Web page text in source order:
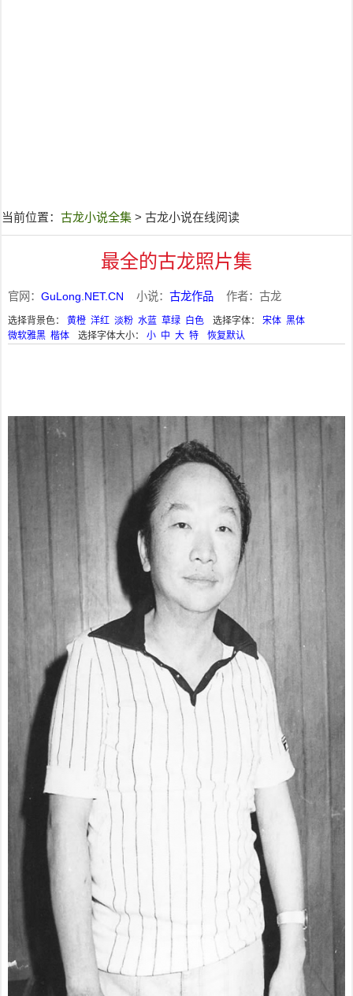
当前位置： 古龙小说全集 > 古龙小说在线阅读
最全的古龙照片集
官网： GuLong.NET.CN 小说： 古龙作品 作者：古龙
选择背景色： 黄橙 洋红 淡粉 水蓝 草绿 白色 选择字体： 宋体 黑体
微软雅黑 楷体 选择字体大小： 小 中 大 特 恢复默认